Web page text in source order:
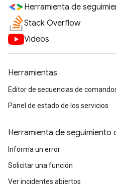
Herramienta de
Stack Overflow
Videos
Herramientas
Editor de secuencias de
Panel de estado de los servicios
Herramienta de seguimiento
Informa un error
Solicitar una función
Ver incidentes abiertos